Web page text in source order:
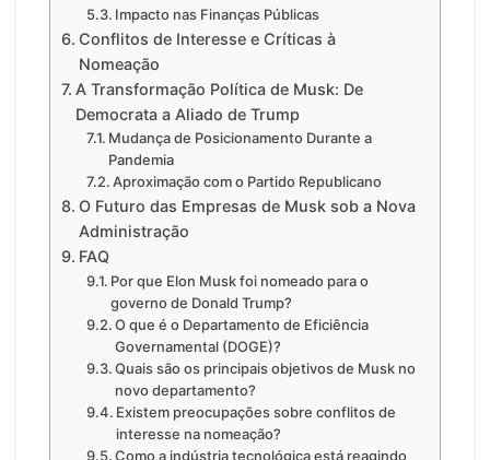
Impacto nas Finanças Públicas
Conflitos de Interesse e Críticas à
Nomeação
A Transformação Política de Musk: De
Democrata a Aliado de Trump
Mudança de Posicionamento Durante a
Pandemia
Aproximação com o Partido Republicano
O Futuro das Empresas de Musk sob a Nova
Administração
FAQ
Por que Elon Musk foi nomeado para o
governo de Donald Trump?
O que é o Departamento de Eficiência
Governamental (DOGE)?
Quais são os principais objetivos de Musk no
novo departamento?
Existem preocupações sobre conflitos de
interesse na nomeação?
Como a indústria tecnológica está reagindo